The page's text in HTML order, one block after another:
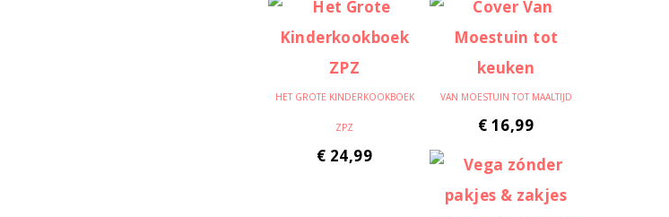
HET GROTE KINDERKOOKBOEK
ZPZ
€ 24,99
VAN MOESTUIN TOT MAALTIJD
€ 16,99